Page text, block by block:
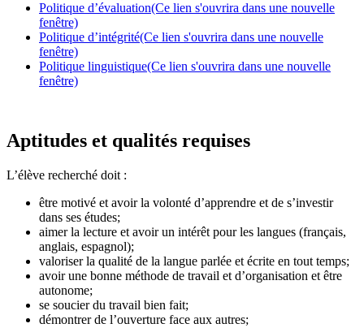
Politique d’évaluation(Ce lien s'ouvrira dans une nouvelle
fenêtre)
Politique d’intégrité(Ce lien s'ouvrira dans une nouvelle
fenêtre)
Politique linguistique(Ce lien s'ouvrira dans une nouvelle
fenêtre)
Aptitudes et qualités requises
L’élève recherché doit :
être motivé et avoir la volonté d’apprendre et de s’investir
dans ses études;
aimer la lecture et avoir un intérêt pour les langues (français,
anglais, espagnol);
valoriser la qualité de la langue parlée et écrite en tout temps;
avoir une bonne méthode de travail et d’organisation et être
autonome;
se soucier du travail bien fait;
démontrer de l’ouverture face aux autres;